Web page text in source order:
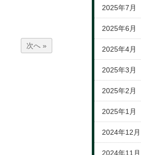
次へ »
2025年7月
2025年6月
2025年4月
2025年3月
2025年2月
2025年1月
2024年12月
2024年11月